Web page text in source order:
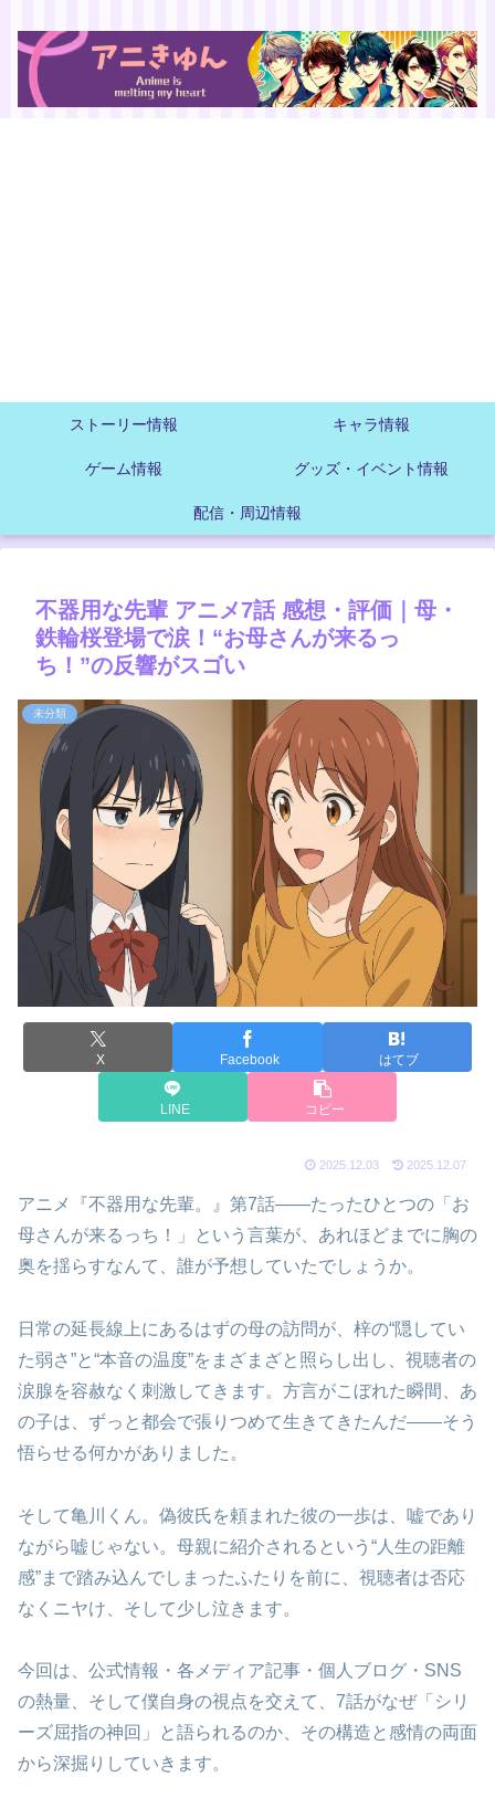
ストーリー情報 キャラ情報
ゲーム情報 グッズ・イベント情報
配信・周辺情報
不器用な先輩 アニメ7話 感想・評価｜母・
鉄輪桜登場で涙！“お母さんが来るっ
ち！”の反響がスゴい
未分類
X Facebook はてブ
LINE コピー
2025.12.03 2025.12.07
アニメ『不器用な先輩。』第7話――たったひとつの「お
母さんが来るっち！」という言葉が、あれほどまでに胸の
奥を揺らすなんて、誰が予想していたでしょうか。
日常の延長線上にあるはずの母の訪問が、梓の“隠してい
た弱さ”と“本音の温度”をまざまざと照らし出し、視聴者の
涙腺を容赦なく刺激してきます。方言がこぼれた瞬間、あ
の子は、ずっと都会で張りつめて生きてきたんだ――そう
悟らせる何かがありました。
そして亀川くん。偽彼氏を頼まれた彼の一歩は、嘘であり
ながら嘘じゃない。母親に紹介されるという“人生の距離
感”まで踏み込んでしまったふたりを前に、視聴者は否応
なくニヤけ、そして少し泣きます。
今回は、公式情報・各メディア記事・個人ブログ・SNS
の熱量、そして僕自身の視点を交えて、7話がなぜ「シリ
ーズ屈指の神回」と語られるのか、その構造と感情の両面
から深掘りしていきます。